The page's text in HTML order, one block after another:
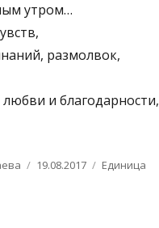
утром…
размолвок,
и благодарности,
Опубликовано
19.08.2017 Рубрики
Единица